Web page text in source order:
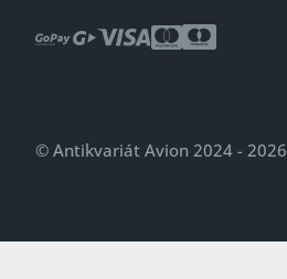
© Antikvariát Avion 2024 - 2026